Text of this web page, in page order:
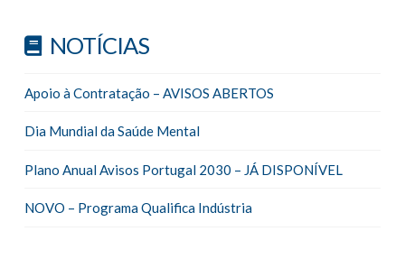
NOTÍCIAS
Apoio à Contratação – AVISOS ABERTOS
Dia Mundial da Saúde Mental
Plano Anual Avisos Portugal 2030 – JÁ DISPONÍVEL
NOVO – Programa Qualifica Indústria